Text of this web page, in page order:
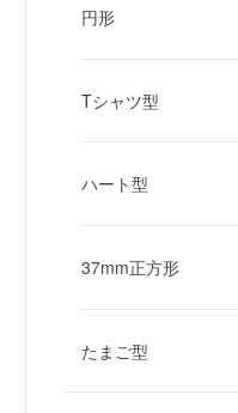
円形
Tシャツ型
ハート型
37mm正方形
たまご型